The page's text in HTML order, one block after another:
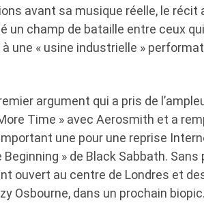
avant sa musique réelle, le récit
un champ de bataille entre ceux
une « usine industrielle »
argument qui a pris de
Time » avec Aerosmith et a
une pour une reprise
» de Black Sabbath. Sans
ouvert au centre de Londres et
Osbourne, dans un prochain